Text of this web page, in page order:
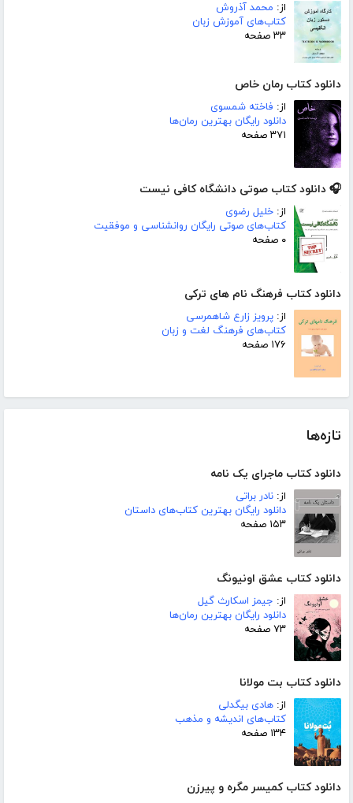
از: محمد آذروش
کتاب‌های آموزش زبان
۳۳ صفحه
دانلود کتاب رمان خاص
از: فاخته شمسوی
دانلود رایگان بهترین رمان‌ها
۳۷۱ صفحه
🎧 دانلود کتاب صوتی دانشگاه کافی نیست
از: خلیل رضوی
کتاب‌های صوتی رایگان روانشناسی و موفقیت
۰ صفحه
دانلود کتاب فرهنگ نام های ترکی
از: پرویز زارع شاهمرسی
کتاب‌های فرهنگ لغت و زبان
۱۷۶ صفحه
تازه‌ها
دانلود کتاب ماجرای یک نامه
از: نادر براتی
دانلود رایگان بهترین کتاب‌های داستان
۱۵۳ صفحه
دانلود کتاب عشق اونیونگ
از: جیمز اسکارث گیل
دانلود رایگان بهترین رمان‌ها
۷۳ صفحه
دانلود کتاب بت مولانا
از: هادی بیگدلی
کتاب‌های اندیشه و مذهب
۱۳۴ صفحه
دانلود کتاب کمیسر مگره و پیرزن